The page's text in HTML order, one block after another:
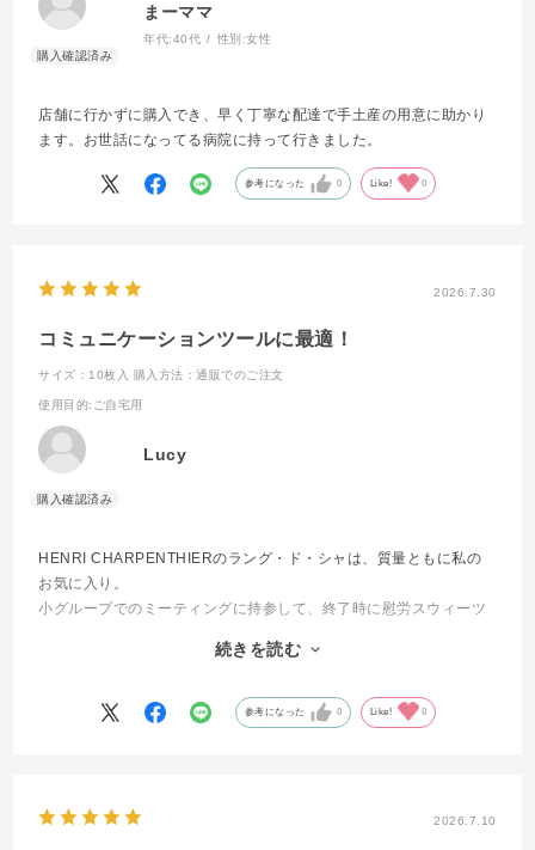
まーママ
年代:40代 性別:女性
店舗に行かずに購入でき、早く丁寧な配達で手土産の用意に助かり
ます。お世話になってる病院に持って行きました。
参考になった 0 Like! 0
2026.7.30
コミュニケーションツールに最適！
サイズ：10枚入 購入方法：通販でのご注文
使用目的:ご自宅用
Lucy
HENRI CHARPENTHIERのラング・ド・シャは、質量ともに私の
お気に入り。
小グループでのミーティングに持参して、終了時に慰労スウィーツ
続きを読む
参考になった 0 Like! 0
2026.7.10